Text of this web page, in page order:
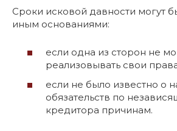
Сроки исковой давности могут
иным основаниями:
если одна из сторон не
реализовывать свои
если не было известно о
обязательств по
кредитора причинам.